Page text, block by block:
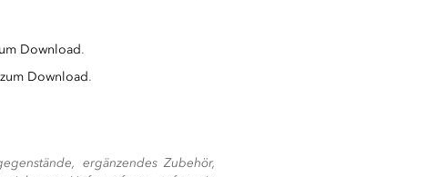
Download.
Download.
ergänzendes Zubehör,